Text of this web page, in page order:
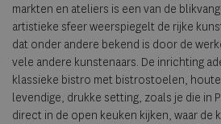
markten en ateliers is een van de
artistieke sfeer weerspiegelt de rijke
dat onder andere bekend is door de
vele andere kunstenaars. De inrichting
klassieke bistro met bistrostoelen,
levendige, drukke setting, zoals je die in
direct in de open keuken kijken, waar de